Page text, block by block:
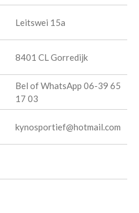
Leitswei 15a
8401 CL Gorredijk
Bel of WhatsApp 06-39 65
17 03
kynosportief@hotmail.com